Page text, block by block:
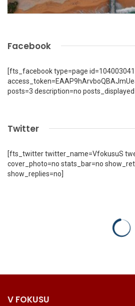
Facebook
[fts_facebook type=page
posts=3 description=no
Twitter
[fts_twitter twitter_name=VfokusuS
cover_photo=no stats_bar=no
show_replies=no]
V FOKUSU